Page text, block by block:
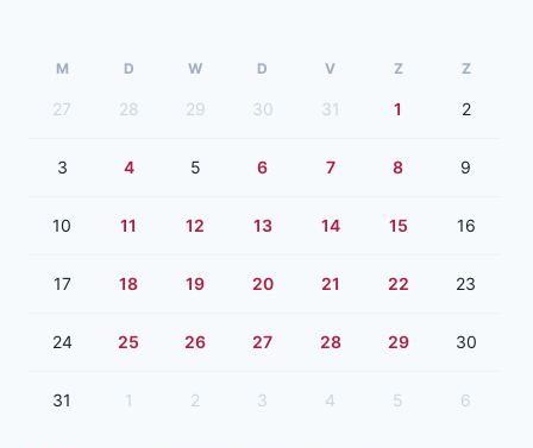
M D W D V Z Z
27 28 29 30 31 1 2
3 4 5 6 7 8 9
10 11 12 13 14 15 16
17 18 19 20 21 22 23
24 25 26 27 28 29 30
31 1 2 3 4 5 6